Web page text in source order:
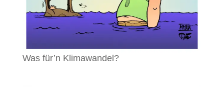
Was für’n Klimawandel?